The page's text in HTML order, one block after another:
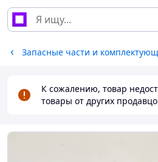
Запасные части и
К сожалению, товар
товары от других